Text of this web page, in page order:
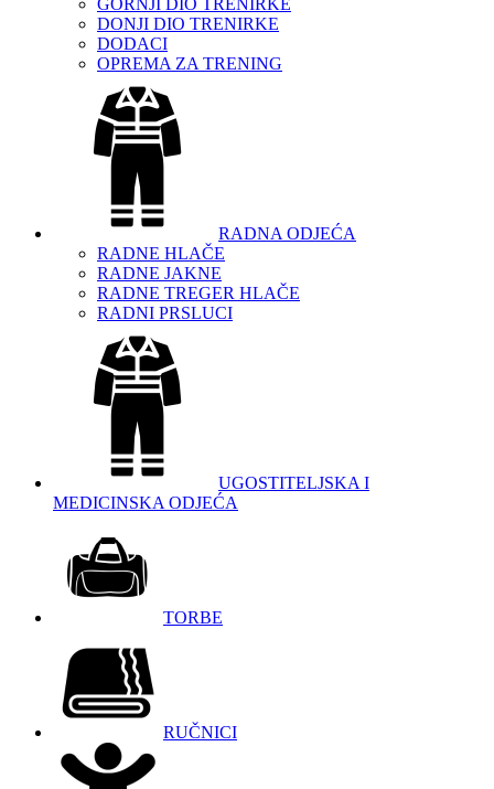
GORNJI DIO TRENIRKE
DONJI DIO TRENIRKE
DODACI
OPREMA ZA TRENING
RADNA ODJEĆA
RADNE HLAČE
RADNE JAKNE
RADNE TREGER HLAČE
RADNI PRSLUCI
UGOSTITELJSKA I
MEDICINSKA ODJEĆA
TORBE
RUČNICI